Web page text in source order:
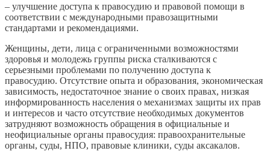
– улучшение доступа к правосудию и правовой помощи в
соответствии с международными правозащитными
стандартами и рекомендациями.
Женщины, дети, лица с ограниченными возможностями
здоровья и молодежь группы риска сталкиваются с
серьезными проблемами по получению доступа к
правосудию. Отсутствие опыта и образования, экономическая
зависимость, недостаточное знание о своих правах, низкая
информированность населения о механизмах защиты их прав
и интересов и часто отсутствие необходимых документов
затрудняют возможность обращения в официальные и
неофициальные органы правосудия: правоохранительные
органы, суды, НПО, правовые клиники, суды аксакалов.